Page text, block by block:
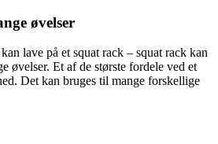
øvelser
lave på et squat rack – squat rack kan
øvelser. Et af de største fordele ved et
Det kan bruges til mange forskellige